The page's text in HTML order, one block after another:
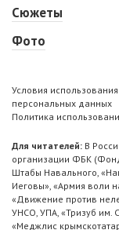
Сюжеты
Фото
Условия
персональных данных
Политика
Для читателей: В
организации ФБК
Штабы Навального,
Иеговы», «Армия воли
«Движение против
УНСО, УПА, «Тризуб им.
«Меджлис